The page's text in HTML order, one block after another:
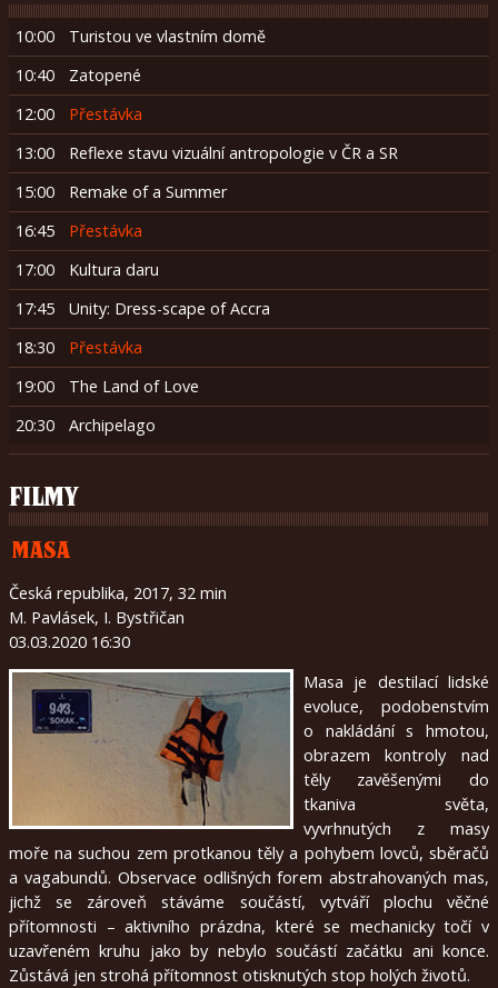
10:00
Turistou ve vlastním domě
10:40
Zatopené
12:00
Přestávka
13:00
Reflexe stavu vizuální antropologie v ČR a SR
15:00
Remake of a Summer
16:45
Přestávka
17:00
Kultura daru
17:45
Unity: Dress-scape of Accra
18:30
Přestávka
19:00
The Land of Love
20:30
Archipelago
FILMY
MASA
Česká republika, 2017, 32 min
M. Pavlásek, I. Bystřičan
03.03.2020 16:30
Masa je destilací lidské
evoluce, podobenstvím
o nakládání s hmotou,
obrazem kontroly nad
těly zavěšenými do
tkaniva světa,
vyvrhnutých z masy
moře na suchou zem protkanou těly a pohybem lovců, sběračů
a vagabundů. Observace odlišných forem abstrahovaných mas,
jichž se zároveň stáváme součástí, vytváří plochu věčné
přítomnosti – aktivního prázdna, které se mechanicky točí v
uzavřeném kruhu jako by nebylo součástí začátku ani konce.
Zůstává jen strohá přítomnost otisknutých stop holých životů.